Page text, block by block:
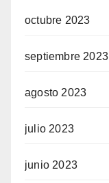
octubre 2023
septiembre 2023
agosto 2023
julio 2023
junio 2023